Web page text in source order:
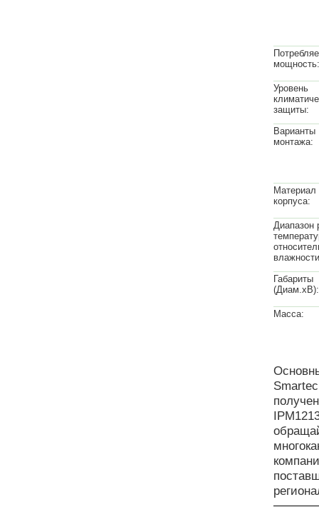
мощность:
Уровень
защиты:
Варианты
монтажа:
Материал
корпуса:
Диапазон
Габариты
(Диам.хВ):
Масса: